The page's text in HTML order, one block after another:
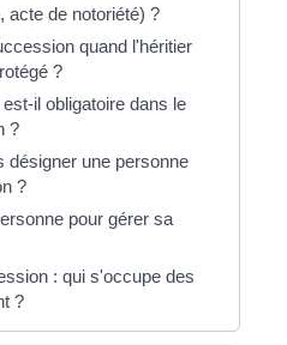
acte de notoriété) ?
quand l'héritier
?
il obligatoire dans le
?
désigner une personne
?
pour gérer sa
: qui s'occupe des
?